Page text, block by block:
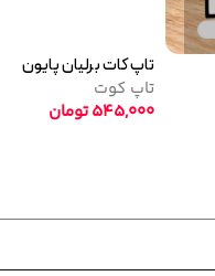
جدید
پلی ژل پایون کد 01